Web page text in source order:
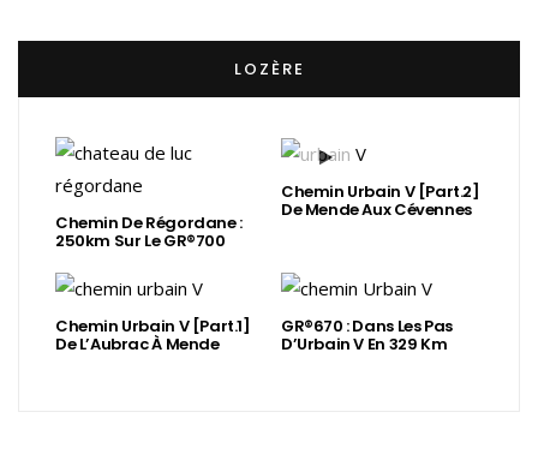
LOZÈRE
Chemin De Régordane :
250km Sur Le GR®700
Chemin Urbain V [Part.2]
De Mende Aux Cévennes
Chemin Urbain V [Part.1]
De L’Aubrac À Mende
GR®670 : Dans Les Pas
D’Urbain V En 329 Km